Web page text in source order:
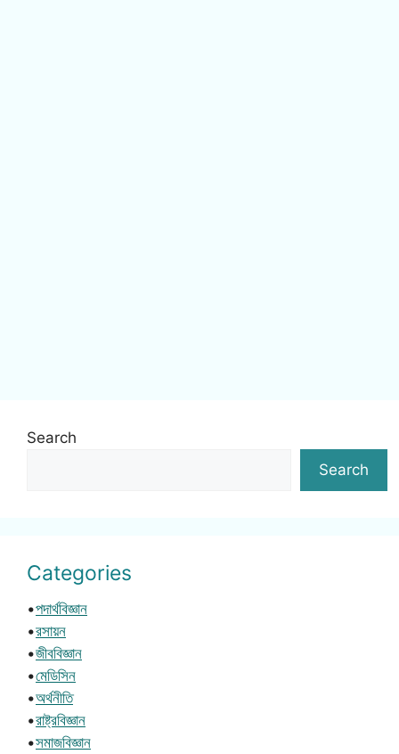
Search
Search
Categories
•পদার্থবিজ্ঞান
•রসায়ন
•জীববিজ্ঞান
•মেডিসিন
•অর্থনীতি
•রাষ্ট্রবিজ্ঞান
•সমাজবিজ্ঞান